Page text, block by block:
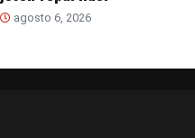
agosto 6, 2026